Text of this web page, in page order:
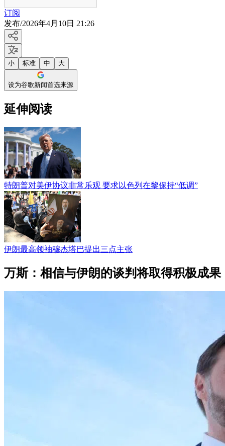
订阅
发布/2026年4月10日 21:26
小 标准 中 大
设为谷歌新闻首选来源
延伸阅读
特朗普对美伊协议非常乐观 要求以色列在黎保持“低调”
伊朗最高领袖穆杰塔巴提出三点主张
万斯：相信与伊朗的谈判将取得积极成果